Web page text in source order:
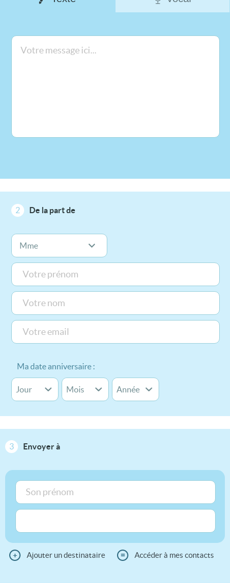
2 De la part de
Ma date anniversaire :
3 Envoyer à
+ Ajouter un destinataire ≡ Accéder à mes contacts